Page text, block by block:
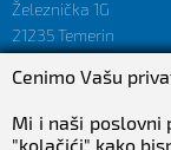
Železnička 1G
21235 Temerin
sales@fkl-serbia.com
marketing@fkl-
Cenimo Vašu
Mi i naši poslovni
"kolačići" kako